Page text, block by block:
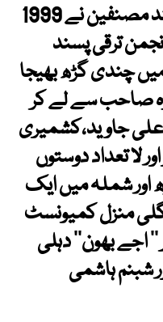
جب مجھے انجمن ترقی پسند مصنفین نے 1999
ترقی پسند
چندی گڑھ بھیجا
صاحب سے لے کر
جاوید،کشمیری
لا تعداد دوستوں
شملہ میں ایک
منزل کمیونسٹ
اجے بھون‘‘ دہلی
شبنم ہاشمی